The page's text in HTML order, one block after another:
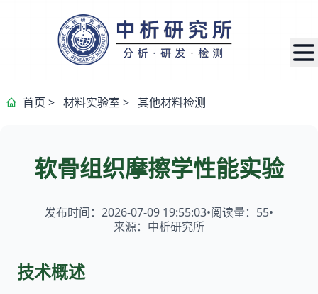
首页 > 材料实验室 > 其他材料检测
软骨组织摩擦学性能实验
发布时间：2026-07-09 19:55:03•阅读量： 55•
来源：中析研究所
技术概述